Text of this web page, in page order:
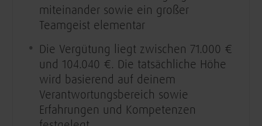
miteinander sowie ein großer
Teamgeist elementar
Die Vergütung liegt zwischen 71.000 €
und 104.040 €. Die tatsächliche Höhe
wird basierend auf deinem
Verantwortungsbereich sowie
Erfahrungen und Kompetenzen